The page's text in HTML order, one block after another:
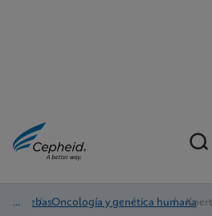
Pruebas
/ Oncología y genética humana
/